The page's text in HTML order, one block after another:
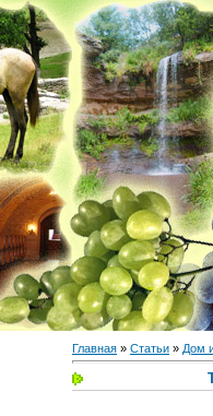
Главная » Статьи » Дом